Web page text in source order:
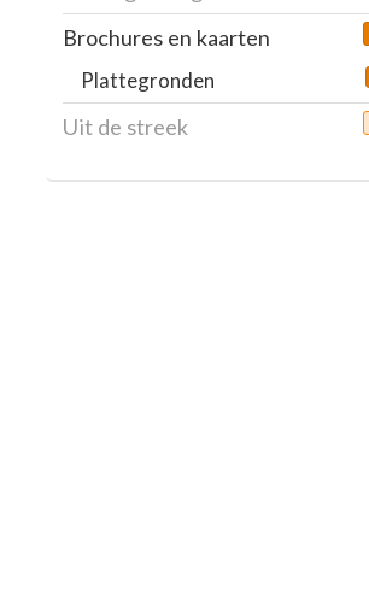
Brochures en kaarten
Plattegronden
Uit de streek